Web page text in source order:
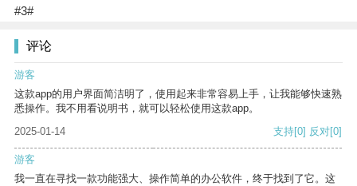
#3#
评论
游客
这款app的用户界面简洁明了，使用起来非常容易上手，让我能够快速熟
悉操作。我不用看说明书，就可以轻松使用这款app。
2025-01-14
支持[0] 反对[0]
游客
我一直在寻找一款功能强大、操作简单的办公软件，终于找到了它。这